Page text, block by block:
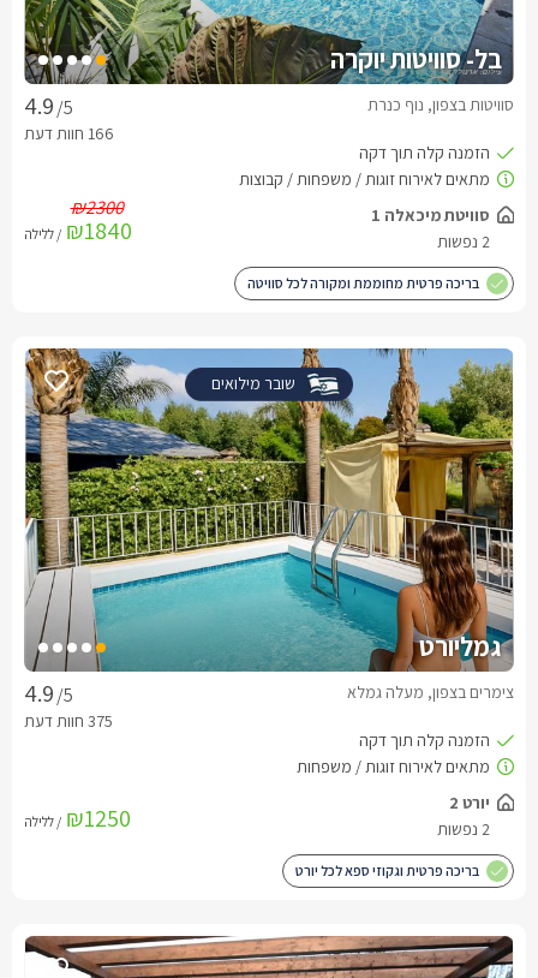
בל- סוויטות יוקרה
/5 סוויטות בצפון, נוף כנרת
סוויטת מיכאלה 1
2 נפשות
₪1840
₪2300
/ ללילה
בריכה פרטית מחוממת ומקורה לכל סוויטה
שובר מילואים
גמליורט
/5 צימרים בצפון, מעלה גמלא
יורט 2
2 נפשות
₪1250 / ללילה
בריכה פרטית וגקוזי ספא לכל יורט